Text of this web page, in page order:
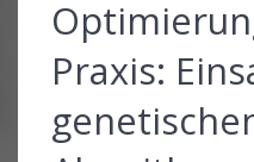
Praxis: